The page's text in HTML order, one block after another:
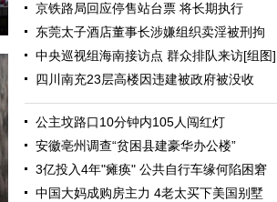
京铁路局回应停售站台票 将长期执行
东莞太子酒店董事长涉嫌组织卖淫被刑拘
中央巡视组海南接访点 群众排队来访[组图]
四川南充23层高楼因违建被政府被没收
公主坟路口10分钟内105人闯红灯
安徽亳州调查“贫困县建豪华办公楼”
3亿投入4年"瘫痪" 公共自行车缘何陷困窘
中国大妈成购房主力 4老太买下美国别墅